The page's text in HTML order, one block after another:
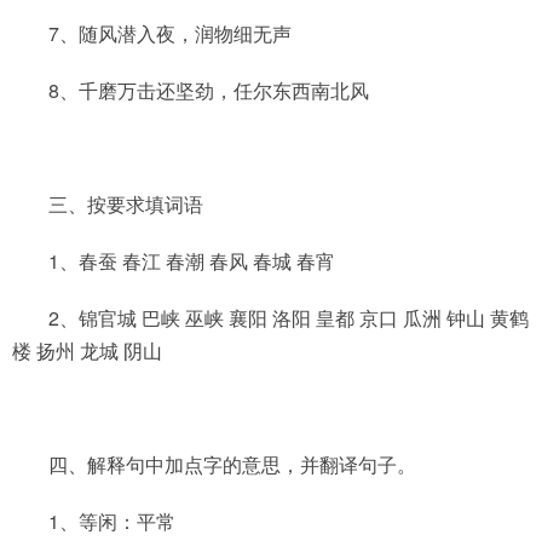
7、随风潜入夜，润物细无声
8、千磨万击还坚劲，任尔东西南北风
三、按要求填词语
1、春蚕 春江 春潮 春风 春城 春宵
2、锦官城 巴峡 巫峡 襄阳 洛阳 皇都 京口 瓜洲 钟山 黄鹤
楼 扬州 龙城 阴山
四、解释句中加点字的意思，并翻译句子。
1、等闲：平常